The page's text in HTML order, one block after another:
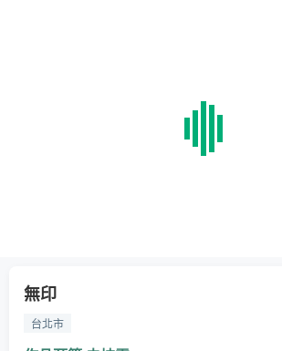
無印
台北市